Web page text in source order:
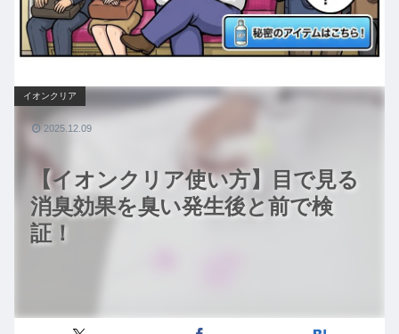
【イオンクリア使い方】目で見る
消臭効果を臭い発生後と前で検
証！
イオンクリア
2025.12.09